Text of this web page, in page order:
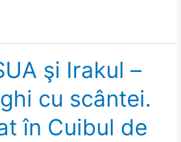
şi Irakul –
cu scântei.
în Cuibul de